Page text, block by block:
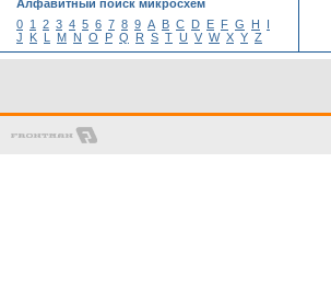
Алфавитный поиск микросхем
0 1 2 3 4 5 6 7 8 9 A B C D E F G H
I
J
K L M N O P Q R S T U V W X Y Z